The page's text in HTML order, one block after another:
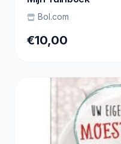
Bol.com
€10,00